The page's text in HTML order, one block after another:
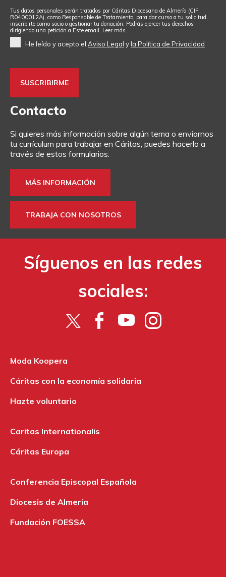
Tus datos personales serán tratados por Cáritas Diocesana de Almería (CIF:
R0400012A), como Responsable de Tratamiento, para dar curso a tu solicitud,
inscribirte como socio o gestionar tu donación. Podrás ejercer tus derechos
dirigiendo una petición a Este email . Leer más.
He leído y acepto el Aviso Legal yla Política de Privacidad
Contacto
Si quieres más información sobre algún tema o enviarnos
tu currículum para trabajar en Cáritas, puedes hacerlo a
través de estos formularios.
MÁS INFORMACIÓN
TRABAJA CON NOSOTROS
Síguenos en las redes
sociales:
Moda Koopera
Cáritas con la economía solidaria
Hazte voluntario
Caritas Internationalis
Cáritas Europa
Conferencia Episcopal Española
Diocesis de Almería
Fundación FOESSA